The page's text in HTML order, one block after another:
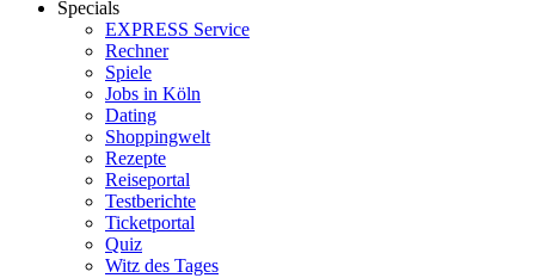
Specials
EXPRESS Service
Rechner
Spiele
Jobs in Köln
Dating
Shoppingwelt
Rezepte
Reiseportal
Testberichte
Ticketportal
Quiz
Witz des Tages